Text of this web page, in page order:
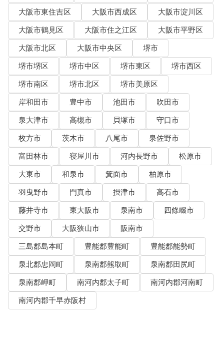
大阪市東住吉区
大阪市西成区
大阪市淀川区
大阪市鶴見区
大阪市住之江区
大阪市平野区
大阪市北区
大阪市中央区
堺市
堺市堺区
堺市中区 堺市東区
堺市西区
堺市南区
堺市北区
堺市美原区
岸和田市
豊中市 池田市
吹田市
泉大津市
高槻市 貝塚市
守口市
枚方市
茨木市 八尾市
泉佐野市
富田林市
寝屋川市 河内長野市
松原市
大東市
和泉市 箕面市
柏原市
羽曳野市
門真市 摂津市
高石市
藤井寺市
東大阪市 泉南市
四條畷市
交野市
大阪狭山市
阪南市
三島郡島本町
豊能郡豊能町
豊能郡能勢町
泉北郡忠岡町
泉南郡熊取町
泉南郡田尻町
泉南郡岬町
南河内郡太子町
南河内郡河南町
南河内郡千早赤阪村